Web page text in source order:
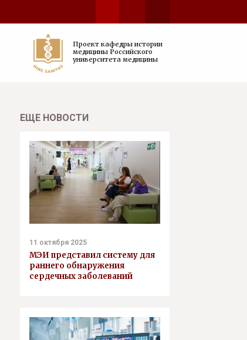
Проект кафедры истории
медицины Российского
университета медицины
ЕЩЕ НОВОСТИ
11 октября 2025
МЭИ представил систему для
раннего обнаружения
сердечных заболеваний